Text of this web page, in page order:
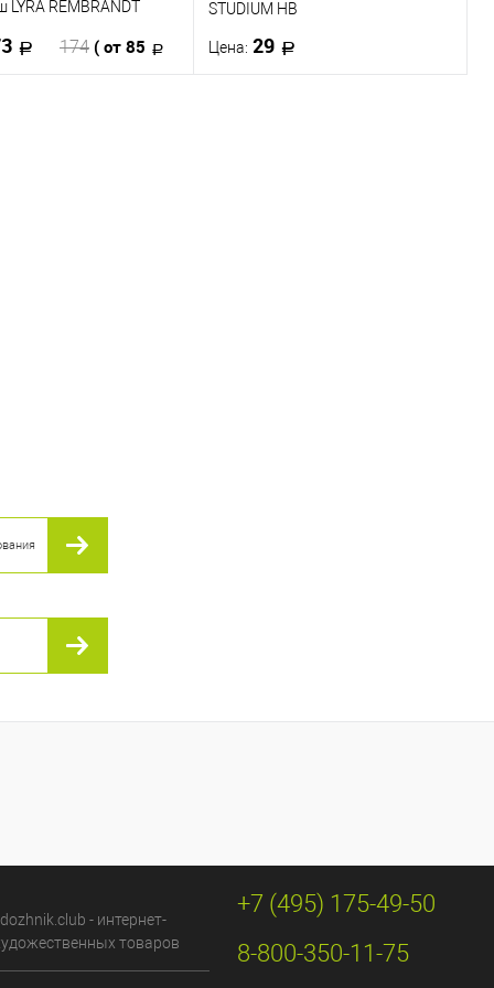
LYRA REMBRANDT
174 ( от 85
STUDIUM HB
Цена: 29
- интернет-
товаров
+7 (495) 175-49-50
8-800-350-11-75